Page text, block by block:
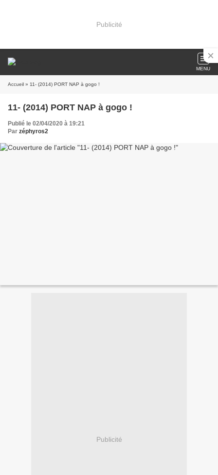
Publicité
MENU
Accueil » 11- (2014) PORT NAP à gogo !
11- (2014) PORT NAP à gogo !
Publié le 02/04/2020 à 19:21
Par zéphyros2
Publicité